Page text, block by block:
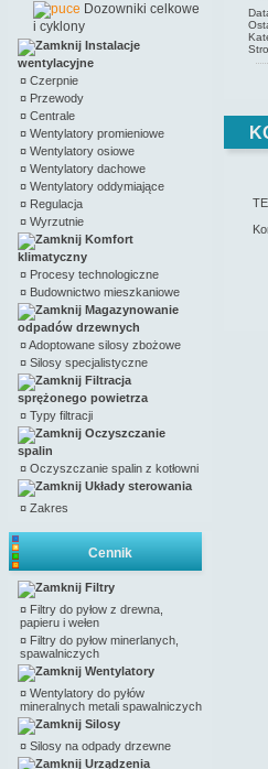
Dozowniki celkowe
i cyklony
Instalacje
wentylacyjne
¤ Czerpnie
¤ Przewody
¤ Centrale
¤ Wentylatory promieniowe
¤ Wentylatory osiowe
¤ Wentylatory dachowe
¤ Wentylatory oddymiające
¤ Regulacja
¤ Wyrzutnie
Komfort
klimatyczny
¤ Procesy technologiczne
¤ Budownictwo mieszkaniowe
Magazynowanie
odpadów drzewnych
¤Adoptowane silosy zbożowe
¤ Silosy specjalistyczne
Filtracja
sprężonego powietrza
¤ Typy filtracji
Oczyszczanie
spalin
¤ Oczyszczanie spalin z kotłowni
Układy sterowania
¤ Zakres
Cennik
Filtry
¤ Filtry do pyłow z drewna,
papieru i wełen
¤ Filtry do pyłow minerlanych,
spawalniczych
Wentylatory
¤ Wentylatory do pyłów
mineralnych metali spawalniczych
Silosy
¤ Silosy na odpady drzewne
Urządzenia